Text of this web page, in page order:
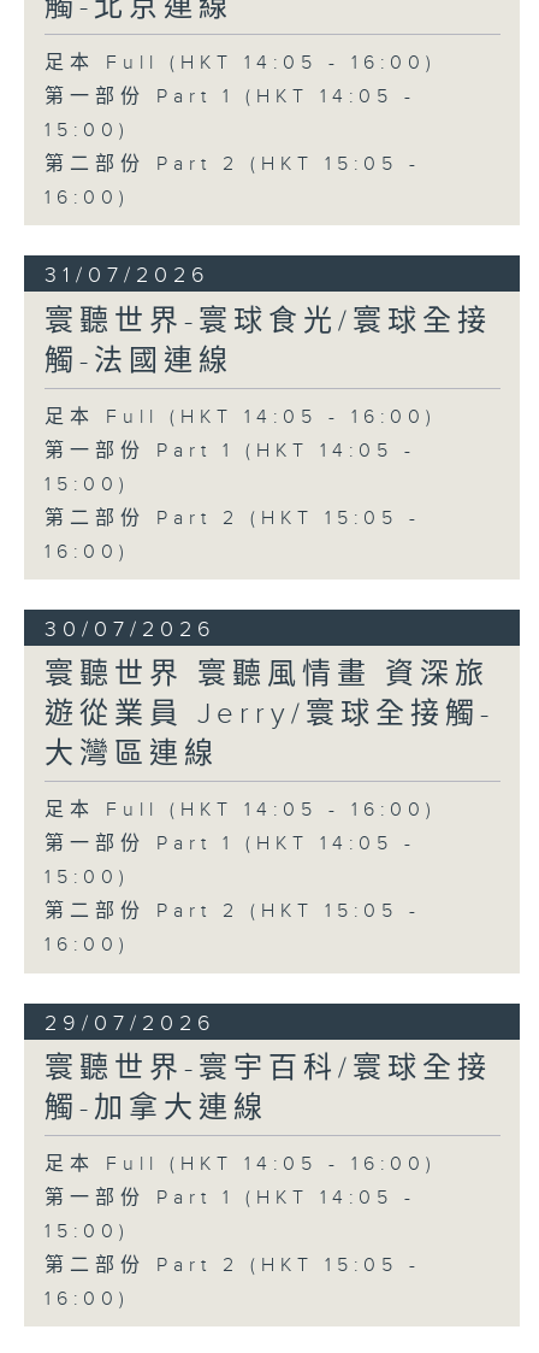
觸-北京連線
足本 Full (HKT 14:05 - 16:00)
第一部份 Part 1 (HKT 14:05 -
15:00)
第二部份 Part 2 (HKT 15:05 -
16:00)
31/07/2026
寰聽世界-寰球食光/寰球全接
觸-法國連線
足本 Full (HKT 14:05 - 16:00)
第一部份 Part 1 (HKT 14:05 -
15:00)
第二部份 Part 2 (HKT 15:05 -
16:00)
30/07/2026
寰聽世界 寰聽風情畫 資深旅
遊從業員 Jerry/寰球全接觸-
大灣區連線
足本 Full (HKT 14:05 - 16:00)
第一部份 Part 1 (HKT 14:05 -
15:00)
第二部份 Part 2 (HKT 15:05 -
16:00)
29/07/2026
寰聽世界-寰宇百科/寰球全接
觸-加拿大連線
足本 Full (HKT 14:05 - 16:00)
第一部份 Part 1 (HKT 14:05 -
15:00)
第二部份 Part 2 (HKT 15:05 -
16:00)